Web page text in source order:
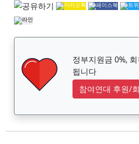
정부지원금 0%,
됩니다
참여연대 후원/